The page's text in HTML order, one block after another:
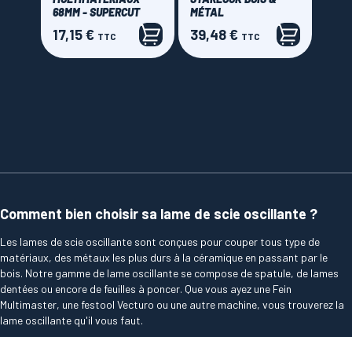
68MM - SUPERCUT
Prix
17,15 € TTC
MÉTAL
Prix
39,48 € TTC
Comment bien choisir sa lame de scie oscillante ?
Les lames de scie oscillante sont conçues pour couper tous type de
matériaux, des métaux les plus durs à la céramique en passant par le
bois. Notre gamme de lame oscillante se compose de spatule, de lames
dentées ou encore de feuilles à poncer. Que vous ayez une Fein
Multimaster, une festool Vecturo ou une autre machine, vous trouverez la
lame oscillante qu'il vous faut.